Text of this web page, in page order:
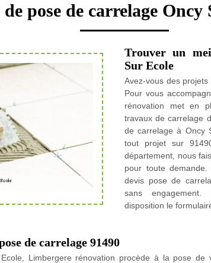
pose de carrelage Oncy
Trouver un
Sur Ecole
Avez-vous des
Pour vous
rénovation met en
travaux de carrelage
de carrelage à Oncy
tout projet sur
département, nous
pour toute
devis pose de
sans
disposition le
de carrelage 91490
Limbergere rénovation procède à la pose